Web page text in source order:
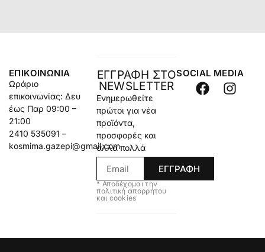
ΕΠΙΚΟΙΝΩΝΊΑ
Ωράριο
επικοινωνίας: Δευ
έως Παρ 09:00 –
21:00
2410 535091 –
kosmima.gazepi@gmail.com
ΕΓΓΡΑΦΗ ΣΤΟ
NEWSLETTER
Ενημερωθείτε
πρώτοι για νέα
προϊόντα,
προσφορές και
άλλα πολλά
ΕΓΓΡΑΦΗ
* Αποδέχομαι την
πολιτική απορρήτου
και cookies
SOCIAL MEDIA